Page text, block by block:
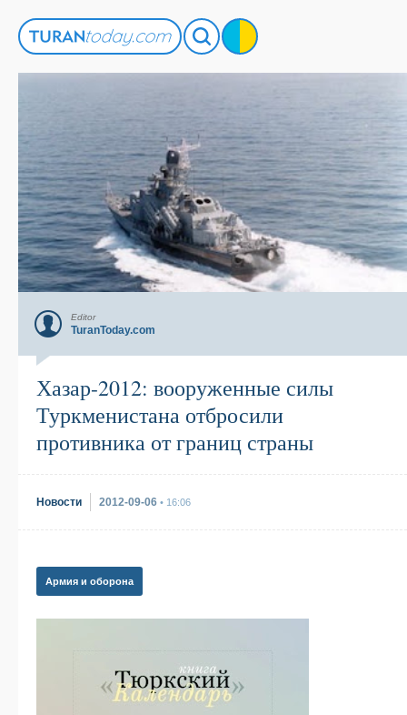
Editor
TuranToday.com
Хазар-2012: вооруженные силы
Туркменистана отбросили
противника от границ страны
Новости 2012-09-06 • 16:06
Армия и оборона